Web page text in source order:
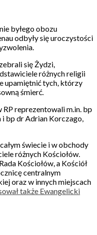
byłego obozu
odbyły się uroczystości
się Żydzi,
różnych religii
upamiętnić tych, którzy
śmierć.
reprezentowali m.in. bp
i bp dr Adrian Korczago,
świecie i w obchody
różnych Kościołów.
Kościołów, a Kościół
centralnym
oraz w innych miejscach
także Ewangelicki